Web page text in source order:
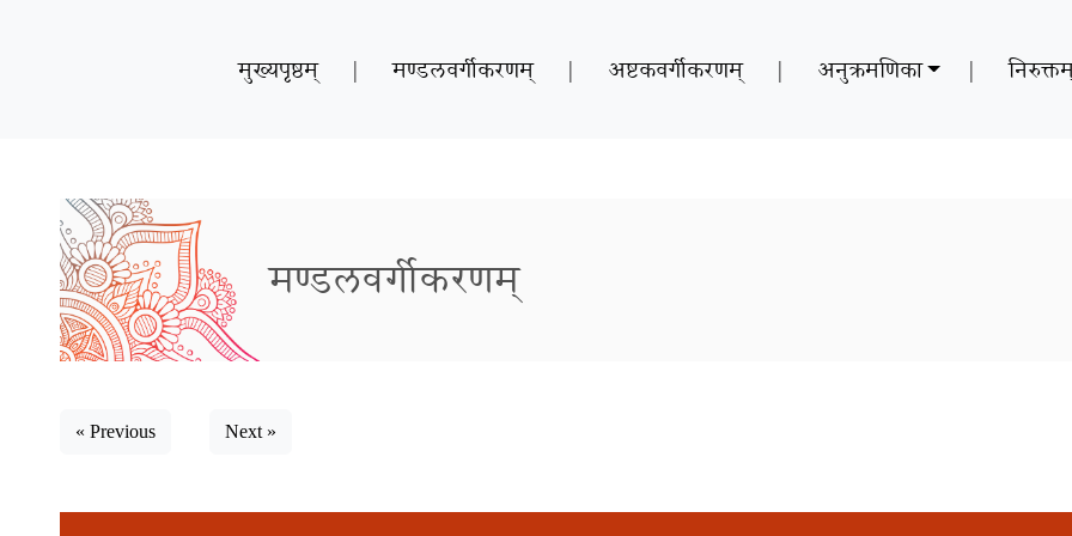
मुख्यपृष्ठम् | मण्डलवर्गीकरणम् | अष्टकवर्गीकरणम् | अनुक्रमणिका |
मण्डलवर्गीकरणम्
« Previous Next »